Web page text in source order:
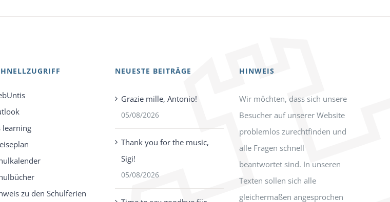
learning
zu den Schulferien
NEUESTE BEITRÄGE
Grazie mille, Antonio!
05/08/2026
Thank you for the music,
Sigi!
05/08/2026
HINWEIS
Wir möchten, dass sich unsere
Besucher auf unserer Website
problemlos zurechtfinden und
alle Fragen schnell
beantwortet sind. In unseren
Texten sollen sich alle
gleichermaßen angesprochen